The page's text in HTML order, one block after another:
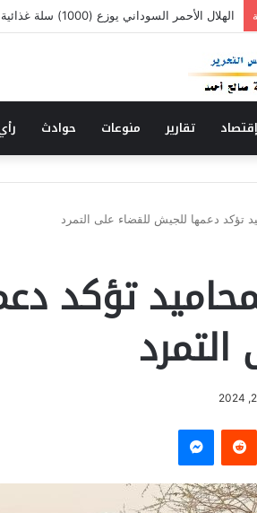
الحاج الشكري يكتب : نقطة وسطر جديد … حكومة
إقتصاد تقارير منوعات حوادث
تؤكد دعمها للجيش للقضاء على التمرد
تؤكد